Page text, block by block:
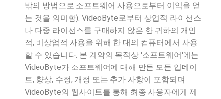
밖의 방법으로 소프트웨어 사용으로부터 이익을 얻
는 것을 의미함). VideoByte로부터 상업적 라이선스
나 다중 라이선스를 구매하지 않은 한 귀하의 개인
적, 비상업적 사용을 위해 한 대의 컴퓨터에서 사용
할 수 있습니다. 본 계약의 목적상 '소프트웨어'에는
VideoByte가 소프트웨어에 대해 만든 모든 업데이
트, 향상, 수정, 개정 또는 추가 사항이 포함되며
VideoByte의 웹사이트를 통해 최종 사용자에게 제